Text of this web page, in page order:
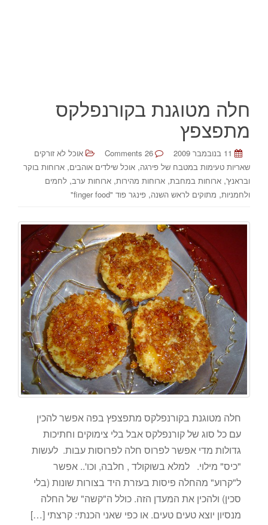
חלה מטוגנת בקורנפלקס
מתפצפץ
11 בנובמבר 2009 26 Comments
אוכל לא זורקים
שאריות טעימות במטבח של פירגה, אוכל שילדים אוהבים, ארוחות בוקר
ובראנץ', ארוחות במחבת, ארוחות מהירות, ארוחות ערב, לחמים
ולחמניות, מתוקים לראש השנה, פינגר פוד "finger food"
חלה מטוגנת בקורנפלקס מתפצפץ בפה אפשר להכין
עם כל סוג של קורנפלקס אבל בלי צימוקים וחתיכות
גדולות מדי אפשר לפרוס חלה לפרוסות עבות. לעשות
"כיס" מילוי. למלא בשוקולד , חלבה, וכו'.. אפשר
ל"קרוע" מהחלה פיסות בעזרת היד בצורות שונות (בלי
סכין) ולהכין את המעדן הזה. כולל ה"קשה" של החלה
מנסיון יוצא טעים טעים. או כפי שאני הכנתי: קרצתי […]